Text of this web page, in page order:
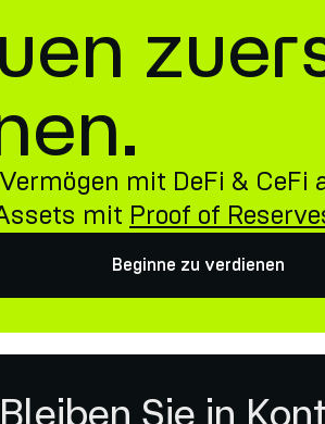
mit DeFi & CeFi
mit Proof of
Beginne zu verdienen
Bleiben Sie in